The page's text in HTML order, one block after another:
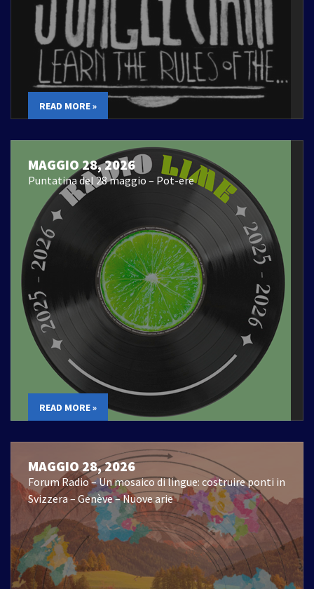
READ MORE »
MAGGIO 28, 2026
Puntatina del 28 maggio – Pot-ere
READ MORE »
MAGGIO 28, 2026
Forum Radio – Un mosaico di lingue: costruire ponti in
Svizzera – Genève – Nuove arie